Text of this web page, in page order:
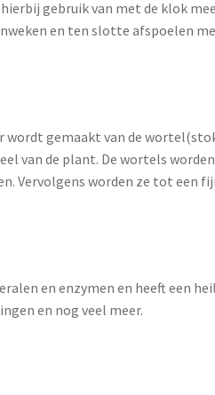
gebruik van met de klok
en ten slotte afspoelen
gemaakt van de
van de plant. De wortels
Vervolgens worden ze tot een
en enzymen en heeft een
en nog veel meer.